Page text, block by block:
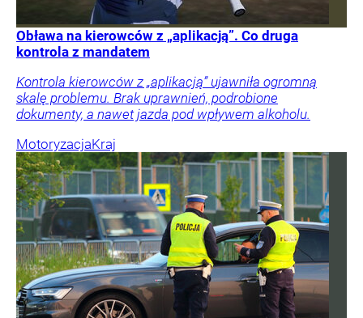
Obława na kierowców z „aplikacją”. Co druga
kontrola z mandatem
Kontrola kierowców z „aplikacją” ujawniła ogromną
skalę problemu. Brak uprawnień, podrobione
dokumenty, a nawet jazda pod wpływem alkoholu.
MotoryzacjaKraj